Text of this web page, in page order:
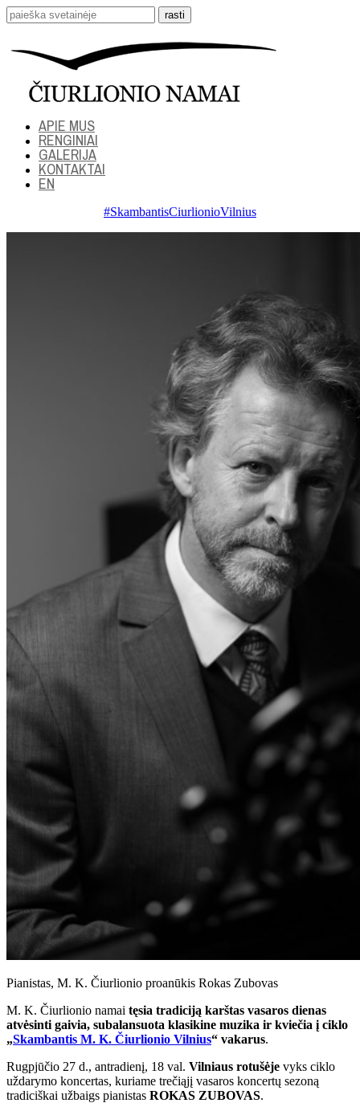
APIE MUS
RENGINIAI
GALERIJA
KONTAKTAI
EN
#SkambantisCiurlionioVilnius
Pianistas, M. K. Čiurlionio proanūkis Rokas Zubovas
M. K. Čiurlionio namai tęsia tradiciją karštas vasaros dienas
atvėsinti gaivia, subalansuota klasikine muzika ir kviečia į ciklo
„Skambantis M. K. Čiurlionio Vilnius“ vakarus.
Rugpjūčio 27 d., antradienį, 18 val. Vilniaus rotušėje vyks ciklo
uždarymo koncertas, kuriame trečiąjį vasaros koncertų sezoną
tradiciškai užbaigs pianistas ROKAS ZUBOVAS.